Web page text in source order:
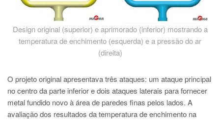
Design original (superior) e aprimorado (inferior) mostrando a
temperatura de enchimento (esquerda) e a pressão do ar
(direita)
O projeto original apresentava três ataques: um ataque principal
no centro da parte inferior e dois ataques laterais para fornecer
metal fundido novo à área de paredes finas pelos lados. A
avaliação dos resultados da temperatura de enchimento na